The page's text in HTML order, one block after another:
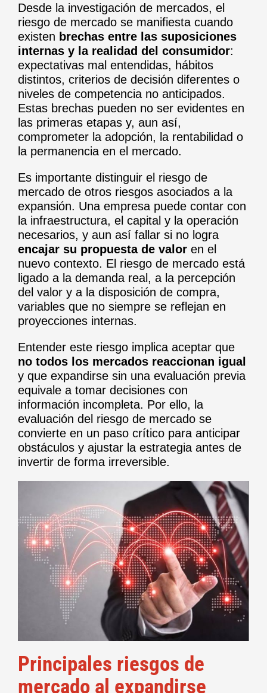
Desde la investigación de mercados, el
riesgo de mercado se manifiesta cuando
existen brechas entre las suposiciones
internas y la realidad del consumidor:
expectativas mal entendidas, hábitos
distintos, criterios de decisión diferentes o
niveles de competencia no anticipados.
Estas brechas pueden no ser evidentes en
las primeras etapas y, aun así,
comprometer la adopción, la rentabilidad o
la permanencia en el mercado.
Es importante distinguir el riesgo de
mercado de otros riesgos asociados a la
expansión. Una empresa puede contar con
la infraestructura, el capital y la operación
necesarios, y aun así fallar si no logra
encajar su propuesta de valoren el
nuevo contexto. El riesgo de mercado está
ligado a la demanda real, a la percepción
del valor y a la disposición de compra,
variables que no siempre se reflejan en
proyecciones internas.
Entender este riesgo implica aceptar que
no todos los mercados reaccionan igual
y que expandirse sin una evaluación previa
equivale a tomar decisiones con
información incompleta. Por ello, la
evaluación del riesgo de mercado se
convierte en un paso crítico para anticipar
obstáculos y ajustar la estrategia antes de
invertir de forma irreversible.
Principales riesgos de
mercado al expandirse